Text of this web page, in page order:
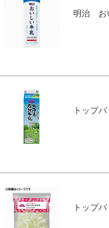
明治 お
トップ
トップ